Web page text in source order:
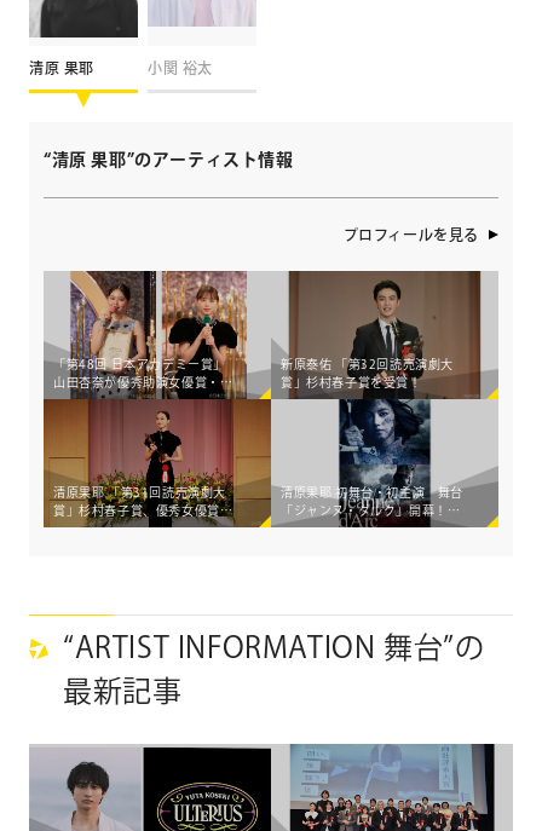
清原 果耶 小関 裕太
“清原 果耶”のアーティスト情報
プロフィールを見る
「第48回 日本アカデミー賞」
山田杏奈が優秀助演女優賞・新
人俳優賞、清原果耶が優秀助演
新原泰佑 「第32回読売演劇大
賞」杉村春子賞を受賞！
清原果耶 「第31回読売演劇大
賞」杉村春子賞、優秀女優賞を
受賞
清原果耶 初舞台・初主演 舞台
「ジャンヌ・ダルク」開幕！小
関裕太もシャルル7世役で共演
“ARTIST INFORMATION 舞台”の
最新記事